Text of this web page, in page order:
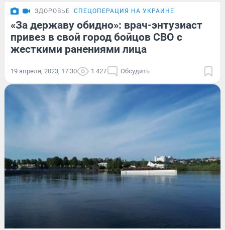
ЗДОРОВЬЕ СПЕЦОПЕРАЦИЯ НА УКРАИНЕ
«За державу обидно»: врач-энтузиаст
привез в свой город бойцов СВО с
жесткими ранениями лица
19 апреля, 2023, 17:30 1 427 Обсудить